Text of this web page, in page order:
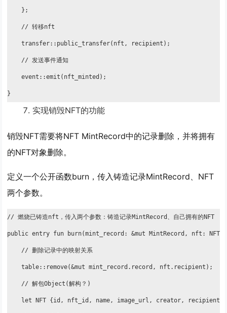
    };
    // 转移nft
    transfer::public_transfer(nft, recipient);
    // 发送事件通知
    event::emit(nft_minted);
}
实现销毁NFT的功能
销毁NFT需要将NFT MintRecord中的记录删除，并将拥有
的NFT对象删除。
定义一个公开函数burn，传入铸造记录MintRecord、NFT
两个参数。
// 燃烧已铸造nft，传入两个参数：铸造记录MintRecord、自己拥有的NFT
public entry fun burn(mint_record: &mut MintRecord, nft: NFT)
    // 删除记录中的映射关系
    table::remove(&mut mint_record.record, nft.recipient);
    // 解包Object(解构？)
let NFT {id, nft_id, name, image_url, creator, recipient}